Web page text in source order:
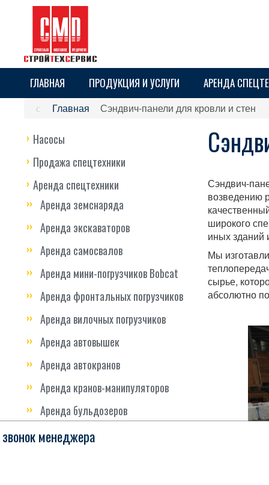
ГЛАВНАЯ ПРОДУКЦИЯ И УСЛУГИ АРЕНДА
Главная Сэндвич-панели для кровли и стен
Насосы
Продажа спецтехники
Аренда спецтехники
Аренда земснаряда
Аренда экскаваторов
Аренда самосвалов
Аренда мини-погрузчиков Bobcat
Аренда фронтальных погрузчиков
Аренда вилочных погрузчиков
Аренда автовышек
Аренда автокранов
Аренда кранов-манипуляторов
Аренда бульдозеров
Аренда дорожной техники
Сэндвич-
возведению
широкого
иных зданий
Мы
сырье,
абсолютно
менеджера